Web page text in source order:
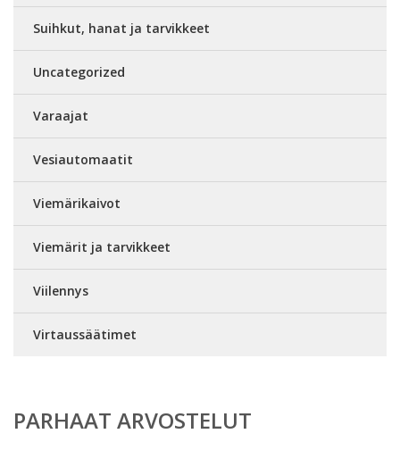
Suihkut, hanat ja tarvikkeet
Uncategorized
Varaajat
Vesiautomaatit
Viemärikaivot
Viemärit ja tarvikkeet
Viilennys
Virtaussäätimet
PARHAAT ARVOSTELUT